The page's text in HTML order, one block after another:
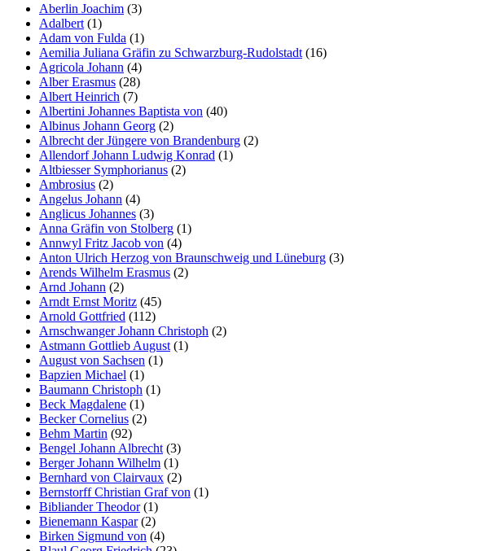
Aberlin Joachim (3)
Adalbert (1)
Adam von Fulda (1)
Aemilia Juliana Gräfin zu Schwarzburg-Rudolstadt (16)
Agricola Johann (4)
Alber Erasmus (28)
Albert Heinrich (7)
Albertini Johannes Baptista von (40)
Albinus Johann Georg (2)
Albrecht der Jüngere von Brandenburg (2)
Allendorf Johann Ludwig Konrad (1)
Altbiesser Symphorianus (2)
Ambrosius (2)
Angelus Johann (4)
Anglicus Johannes (3)
Anna Gräfin von Stolberg (1)
Annwyl Fritz Jacob von (4)
Anton Ulrich Herzog von Braunschweig und Lüneburg (3)
Arends Wilhelm Erasmus (2)
Arnd Johann (2)
Arndt Ernst Moritz (45)
Arnold Gottfried (112)
Arnschwanger Johann Christoph (2)
Astmann Gottlieb August (1)
August von Sachsen (1)
Bapzien Michael (1)
Baumann Christoph (1)
Beck Magdalene (1)
Becker Cornelius (2)
Behm Martin (92)
Bengel Johann Albrecht (3)
Berger Johann Wilhelm (1)
Bernhard von Clairvaux (2)
Bernstorff Christian Graf von (1)
Bibliander Theodor(1)
Bienemann Kaspar(2)
Birken Sigmund von (4)